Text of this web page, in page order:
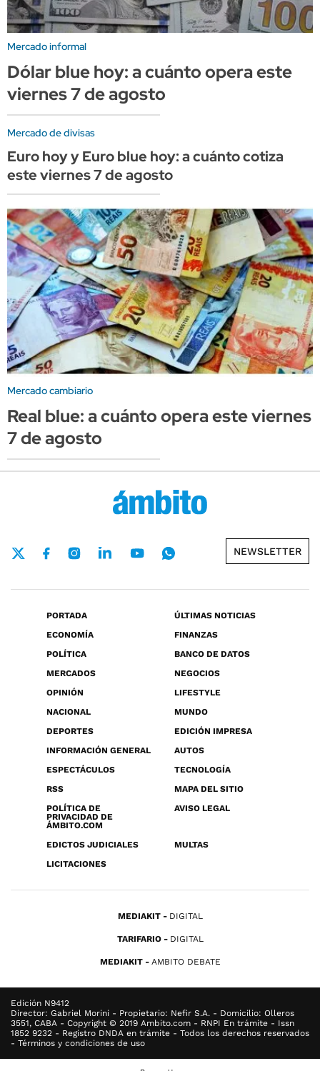
Mercado informal
Dólar blue hoy: a cuánto opera este
viernes 7 de agosto
Mercado de divisas
Euro hoy y Euro blue hoy: a cuánto cotiza
este viernes 7 de agosto
Mercado cambiario
Real blue: a cuánto opera este viernes
7 de agosto
NEWSLETTER
PORTADA
ÚLTIMAS NOTICIAS
ECONOMÍA
FINANZAS
POLÍTICA
BANCO DE DATOS
MERCADOS
NEGOCIOS
OPINIÓN
LIFESTYLE
NACIONAL
MUNDO
DEPORTES
EDICIÓN IMPRESA
INFORMACIÓN GENERAL
AUTOS
ESPECTÁCULOS
TECNOLOGÍA
RSS
MAPA DEL SITIO
POLÍTICA DE
PRIVACIDAD DE
ÁMBITO.COM
AVISO LEGAL
EDICTOS JUDICIALES
MULTAS
LICITACIONES
MEDIAKIT DIGITAL
TARIFARIO DIGITAL
MEDIAKIT AMBITO DEBATE
Edición N9412
Director: Gabriel Morini - Propietario: Nefir S.A. - Domicilio: Olleros
3551, CABA - Copyright © 2019 Ambito.com - RNPI En trámite - Issn
1852 9232 - Registro DNDA en trámite - Todos los derechos reservados
- Términos y condiciones de uso